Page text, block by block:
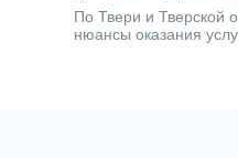
По Твери и Тверской
нюансы оказания